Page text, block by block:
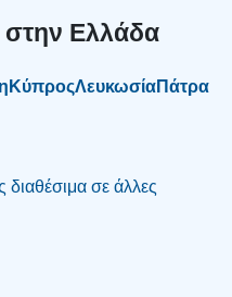
στην Ελλάδα
ΚύπροςΛευκωσίαΠάτρα
διαθέσιμα σε άλλες